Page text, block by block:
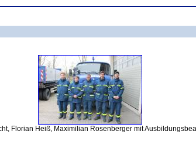
Florian Heiß, Maximilian Rosenberger mit